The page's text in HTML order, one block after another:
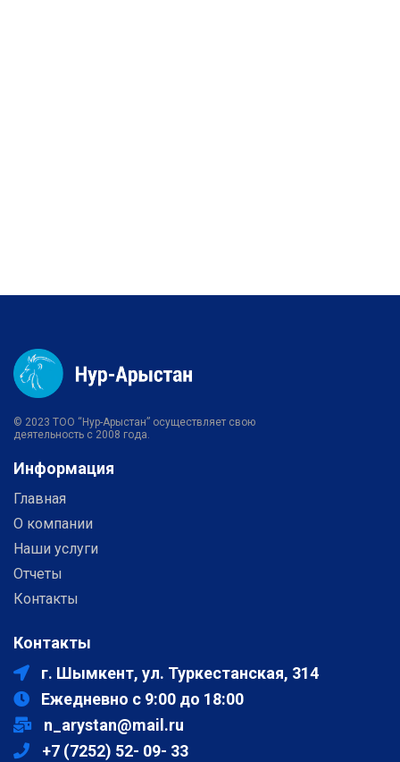
© 2023 ТОО “Нур-Арыстан” осуществляет свою
деятельность с 2008 года.
Информация
Главная
О компании
Наши услуги
Отчеты
Контакты
Контакты
г. Шымкент, ул. Туркестанская, 314
Ежедневно с 9:00 до 18:00
n_arystan@mail.ru
+7 (7252) 52- 09- 33